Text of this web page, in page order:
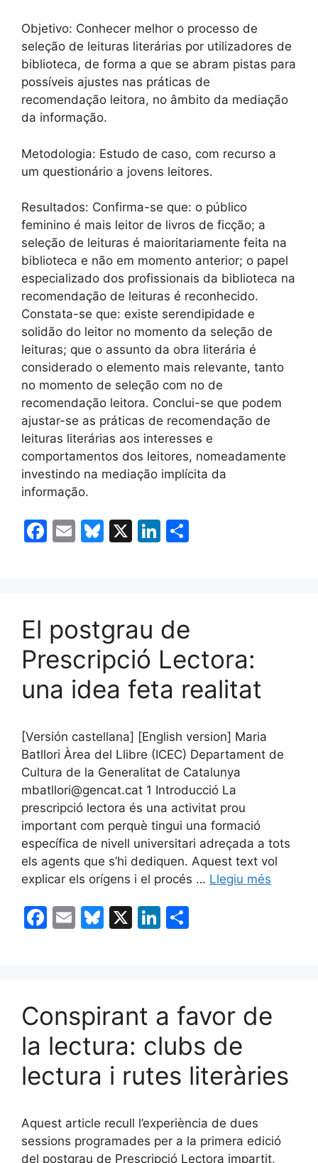
Objetivo: Conhecer melhor o processo de
seleção de leituras literárias por utilizadores de
biblioteca, de forma a que se abram pistas para
possíveis ajustes nas práticas de
recomendação leitora, no âmbito da mediação
da informação.
Metodologia: Estudo de caso, com recurso a
um questionário a jovens leitores.
Resultados: Confirma-se que: o público
feminino é mais leitor de livros de ficção; a
seleção de leituras é maioritariamente feita na
biblioteca e não em momento anterior; o papel
especializado dos profissionais da biblioteca na
recomendação de leituras é reconhecido.
Constata-se que: existe serendipidade e
solidão do leitor no momento da seleção de
leituras; que o assunto da obra literária é
considerado o elemento mais relevante, tanto
no momento de seleção com no de
recomendação leitora. Conclui-se que podem
ajustar-se as práticas de recomendação de
leituras literárias aos interesses e
comportamentos dos leitores, nomeadamente
investindo na mediação implícita da
informação.
F
b
o
o
k
E
Bl
k
y
X
Li
dI
n
te
ix
El postgrau de
Prescripció Lectora:
una idea feta realitat
[Versión castellana] [English version] Maria
Batllori Àrea del Llibre (ICEC) Departament de
Cultura de la Generalitat de Catalunya
mbatllori@gencat.cat 1 Introducció La
prescripció lectora és una activitat prou
important com perquè tingui una formació
específica de nivell universitari adreçada a tots
els agents que s’hi dediquen. Aquest text vol
explicar els orígens i el procés … Llegiu més
F
b
o
o
k
E
Bl
k
y
X
Li
dI
n
ar
te
ix
Conspirant a favor de
la lectura: clubs de
lectura i rutes literàries
Aquest article recull l’experiència de dues
sessions programades per a la primera edició
del postgrau de Prescripció Lectora impartit,